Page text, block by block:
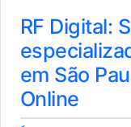
RF Digital:
em São
Online